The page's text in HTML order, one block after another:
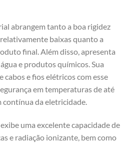
abrangem tanto a boa rigidez
baixas quanto a
final. Além disso, apresenta
e produtos químicos. Sua
cabos e fios elétricos com esse
em temperaturas de até
contínua da eletricidade.
uma excelente capacidade de
e radiação ionizante, bem como